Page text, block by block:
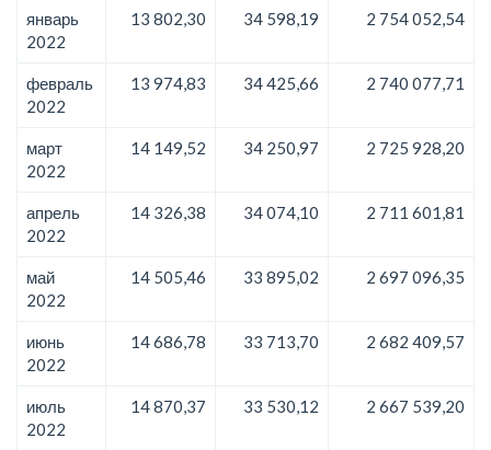
январь
2022
13 802,30 34 598,19 2 754 052,54
февраль
2022
13 974,83 34 425,66 2 740 077,71
март
2022
14 149,52 34 250,97 2 725 928,20
апрель
2022
14 326,38 34 074,10 2 711 601,81
май
2022
14 505,46 33 895,02 2 697 096,35
июнь
2022
14 686,78 33 713,70 2 682 409,57
июль
2022
14 870,37 33 530,12 2 667 539,20